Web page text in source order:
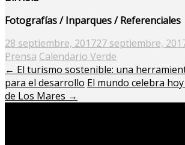
Fotografías / Inparques / Referenciales
Posted
on
28 septiembre, 201727 septiembre,
Prensa Calendario Verde
← El turismo sostenible: una
para el desarrollo El mundo celebra
de Los Mares →